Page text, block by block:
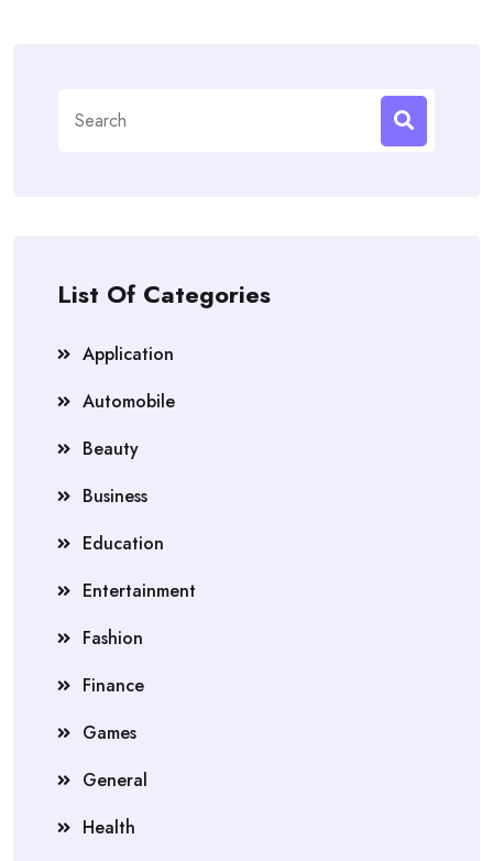
for:
List Of Categories
Application
Automobile
Beauty
Business
Education
Entertainment
Fashion
Finance
Games
General
Health